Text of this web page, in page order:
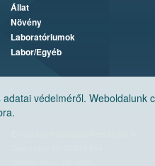
védelméről. Weboldalunk
Állat
Növény
Laboratóriumok
Labor/Egyéb